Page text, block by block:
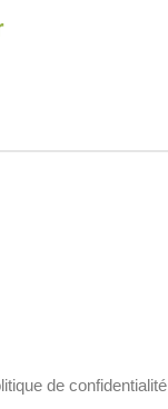
de confidentialité